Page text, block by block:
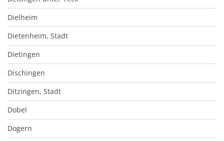
Dielheim
Dietenheim, Stadt
Dietingen
Dischingen
Ditzingen, Stadt
Dobel
Dogern